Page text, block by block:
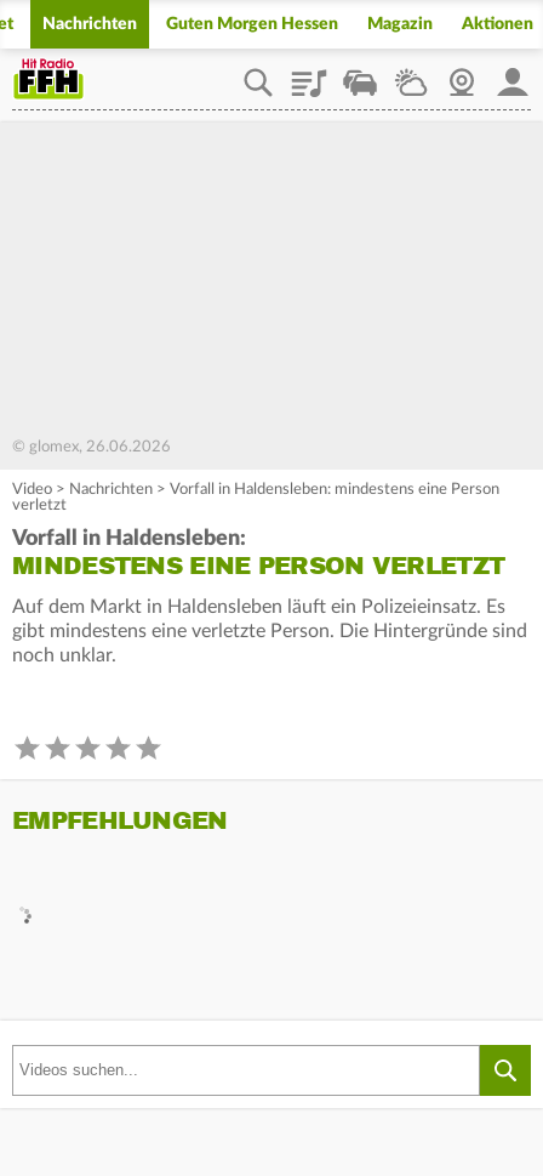
Nachrichten Guten Morgen Hessen Magazin Aktionen
PlaylistStaupilotWetterWebcam
© glomex, 26.06.2026
Video > Nachrichten > Vorfall in Haldensleben: mindestens eine Person
verletzt
Vorfall in Haldensleben:
MINDESTENS EINE PERSON VERLETZT
Auf dem Markt in Haldensleben läuft ein Polizeieinsatz. Es
gibt mindestens eine verletzte Person. Die Hintergründe sind
noch unklar.
EMPFEHLUNGEN